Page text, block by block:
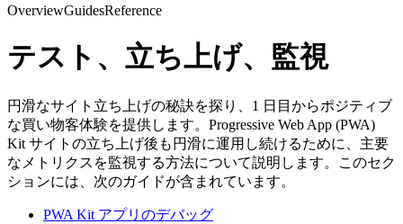
OverviewGuidesReference
テスト、立ち上げ、監視
円滑なサイト立ち上げの秘訣を探り、1 日目からポジティブ
な買い物客体験を提供します。Progressive Web App (PWA)
Kit サイトの立ち上げ後も円滑に運用し続けるために、主要
なメトリクスを監視する方法について説明します。このセク
ションには、次のガイドが含まれています。
PWA Kit アプリのデバッグ